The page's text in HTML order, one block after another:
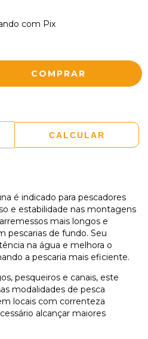
com Pix
CALCULAR
é indicado para pescadores
e estabilidade nas montagens
mais longos e
pescarias de fundo. Seu
na água e melhora o
a pescaria mais eficiente.
pesqueiros e canais, este
modalidades de pesca
locais com correnteza
alcançar maiores